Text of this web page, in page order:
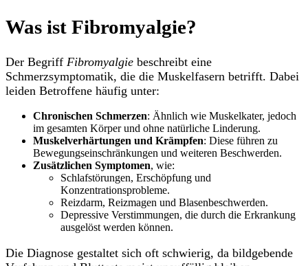
Was ist Fibromyalgie?
Der Begriff Fibromyalgie beschreibt eine
Schmerzsymptomatik, die die Muskelfasern betrifft. Dabei
leiden Betroffene häufig unter:
Chronischen Schmerzen: Ähnlich wie Muskelkater, jedoch
im gesamten Körper und ohne natürliche Linderung.
Muskelverhärtungen und Krämpfen: Diese führen zu
Bewegungseinschränkungen und weiteren Beschwerden.
Zusätzlichen Symptomen, wie:
Schlafstörungen, Erschöpfung und
Konzentrationsprobleme.
Reizdarm, Reizmagen und Blasenbeschwerden.
Depressive Verstimmungen, die durch die Erkrankung
ausgelöst werden können.
Die Diagnose gestaltet sich oft schwierig, da bildgebende